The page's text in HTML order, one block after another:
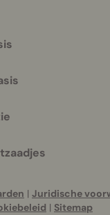
| Juridische
| Sitemap